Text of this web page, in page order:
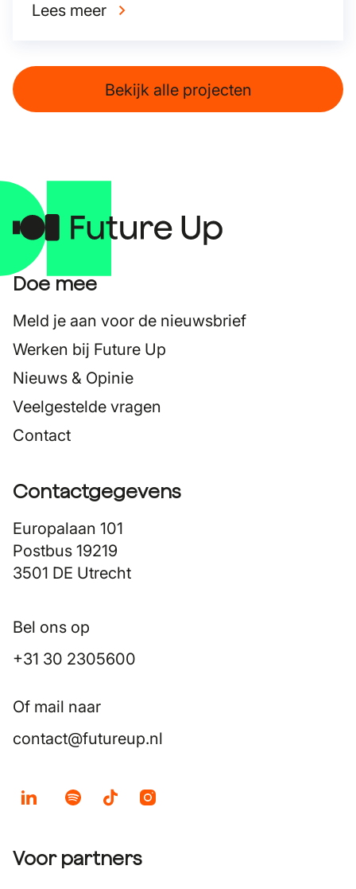
instrumententafels in de operatiekamer.
Lees meer
Bekijk alle projecten
Doe mee
Meld je aan voor de nieuwsbrief
Werken bij Future Up
Nieuws & Opinie
Veelgestelde vragen
Contact
Contactgegevens
Europalaan 101
Postbus 19219
3501 DE Utrecht
Bel ons op
+31 30 2305600
Of mail naar
contact@futureup.nl
Voor partners